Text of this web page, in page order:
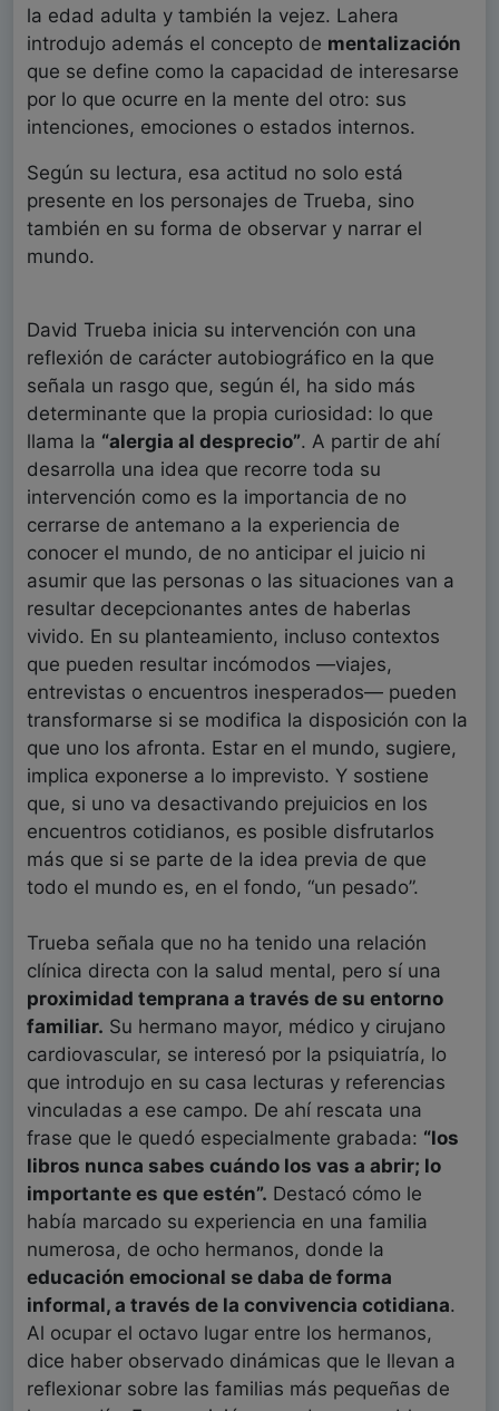
la edad adulta y también la vejez. Lahera
introdujo además el concepto de mentalización
que se define como la capacidad de interesarse
por lo que ocurre en la mente del otro: sus
intenciones, emociones o estados internos.
Según su lectura, esa actitud no solo está
presente en los personajes de Trueba, sino
también en su forma de observar y narrar el
mundo.
David Trueba inicia su intervención con una
reflexión de carácter autobiográfico en la que
señala un rasgo que, según él, ha sido más
determinante que la propia curiosidad: lo que
llama la “alergia al desprecio”. A partir de ahí
desarrolla una idea que recorre toda su
intervención como es la importancia de no
cerrarse de antemano a la experiencia de
conocer el mundo, de no anticipar el juicio ni
asumir que las personas o las situaciones van a
resultar decepcionantes antes de haberlas
vivido. En su planteamiento, incluso contextos
que pueden resultar incómodos —viajes,
entrevistas o encuentros inesperados— pueden
transformarse si se modifica la disposición con la
que uno los afronta. Estar en el mundo, sugiere,
implica exponerse a lo imprevisto. Y sostiene
que, si uno va desactivando prejuicios en los
encuentros cotidianos, es posible disfrutarlos
más que si se parte de la idea previa de que
todo el mundo es, en el fondo, “un pesado”.
Trueba señala que no ha tenido una relación
clínica directa con la salud mental, pero sí una
proximidad temprana a través de su entorno
familiar. Su hermano mayor, médico y cirujano
cardiovascular, se interesó por la psiquiatría, lo
que introdujo en su casa lecturas y referencias
vinculadas a ese campo. De ahí rescata una
frase que le quedó especialmente grabada: “los
libros nunca sabes cuándo los vas a abrir; lo
importante es que estén”. Destacó cómo le
había marcado su experiencia en una familia
numerosa, de ocho hermanos, donde la
educación emocional se daba de forma
informal, a través de la convivencia cotidiana.
Al ocupar el octavo lugar entre los hermanos,
dice haber observado dinámicas que le llevan a
reflexionar sobre las familias más pequeñas de